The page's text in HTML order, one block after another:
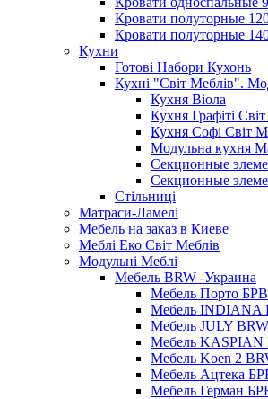
Кровати полуторные
Кровати полуторные
Кухни
Готові Набори Кухонь
Кухні "Світ Меблів".
Кухня Віола
Кухня Графіті
Кухня Софі Світ
Модульна кухня
Секционные
Секционные
Стільниці
Матраси-Ламелі
Мебель на заказ в Киеве
Меблі Еко Світ Меблів
Модульні Меблі
Мебель BRW -Украина
Мебель Порто БРВ
Мебель INDIANA
Мебель JULY
Мебель KASPIAN
Мебель Koen 2
Мебель Ацтека
Мебель Герман